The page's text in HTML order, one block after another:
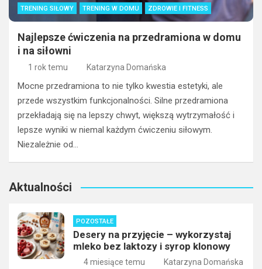
TRENING SIŁOWY
TRENING W DOMU ZDROWIE I FITNESS
Najlepsze ćwiczenia na przedramiona w domu
i na siłowni
1 rok temu Katarzyna Domańska
Mocne przedramiona to nie tylko kwestia estetyki, ale
przede wszystkim funkcjonalności. Silne przedramiona
przekładają się na lepszy chwyt, większą wytrzymałość i
lepsze wyniki w niemal każdym ćwiczeniu siłowym.
Niezależnie od…
Aktualności
POZOSTAŁE
Desery na przyjęcie – wykorzystaj
mleko bez laktozy i syrop klonowy
4 miesiące temu Katarzyna Domańska